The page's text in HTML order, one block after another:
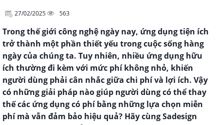
27/02/2025 563
Trong thế giới công nghệ ngày nay, ứng dụng tiện ích
trở thành một phần thiết yếu trong cuộc sống hàng
ngày của chúng ta. Tuy nhiên, nhiều ứng dụng hữu
ích thường đi kèm với mức phí không nhỏ, khiến
người dùng phải cân nhắc giữa chi phí và lợi ích. Vậy
có những giải pháp nào giúp người dùng có thể thay
thế các ứng dụng có phí bằng những lựa chọn miễn
phí mà vẫn đảm bảo hiệu quả? Hãy cùng Sadesign